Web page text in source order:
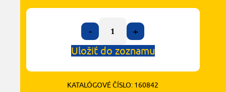
-
+
Uložiť do zoznamu
KATALÓGOVÉ ČÍSLO: 160842